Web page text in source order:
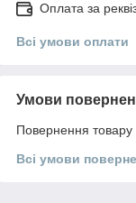
Оплата за
Всі умови оплати
Умови
Повернення товару
Всі умови